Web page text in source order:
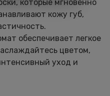
которые мгновенно
кожу губ,
обеспечивает легкое
цветом,
уход и